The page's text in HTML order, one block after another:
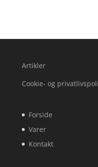
Artikler
Cookie- og
Forside
Varer
Kontakt